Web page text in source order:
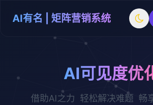
AI有名 | 矩阵营销系统
AI可见度优
借助AI之力 轻松解决难题 畅